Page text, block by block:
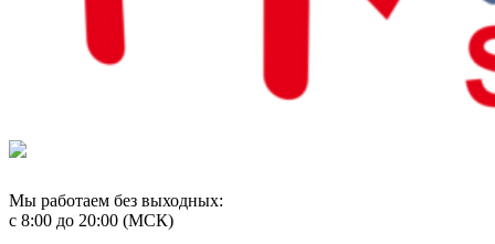
Мы работаем без выходных:
с 8:00 до 20:00 (МСК)